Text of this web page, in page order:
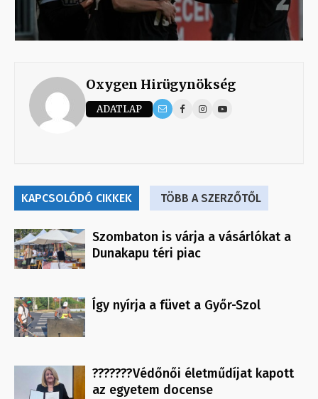
Oxygen Hirügynökség
ADATLAP
KAPCSOLÓDÓ CIKKEK TÖBB A SZERZŐTŐL
Szombaton is várja a vásárlókat a
Dunakapu téri piac
Így nyírja a füvet a Győr-Szol
???????Védőnői életműdíjat kapott
az egyetem docense